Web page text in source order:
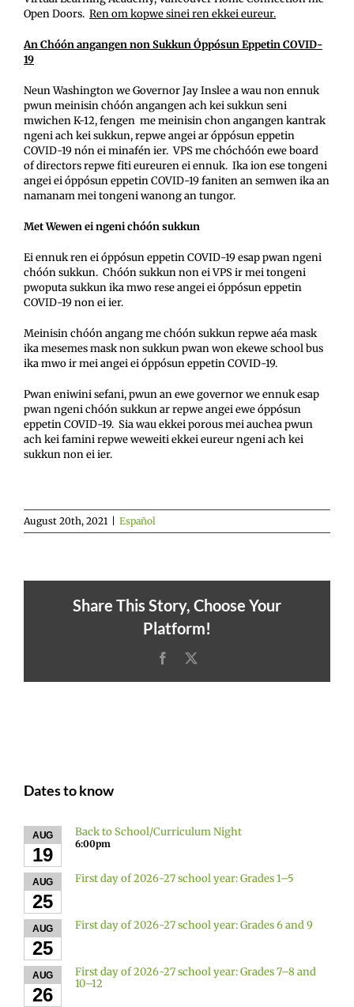
Open Doors. Ren om kopwe sinei ren ekkei eureur.
An Chóón angangen non Sukkun Óppósun Eppetin COVID-
19
Neun Washington we Governor Jay Inslee a wau non ennuk
pwun meinisin chóón angangen ach kei sukkun seni
mwichen K-12, fengen me meinisin chon angangen kantrak
ngeni ach kei sukkun, repwe angei ar óppósun eppetin
COVID-19 nón ei minafén ier. VPS me chóchóón ewe board
of directors repwe fiti eureuren ei ennuk. Ika ion ese tongeni
angei ei óppósun eppetin COVID-19 faniten an semwen ika an
namanam mei tongeni wanong an tungor.
Met Wewen ei ngeni chóón sukkun
Ei ennuk ren ei óppósun eppetin COVID-19 esap pwan ngeni
chóón sukkun. Chóón sukkun non ei VPS ir mei tongeni
pwoputa sukkun ika mwo rese angei ei óppósun eppetin
COVID-19 non ei ier.
Meinisin chóón angang me chóón sukkun repwe aéa mask
ika mesemes mask non sukkun pwan won ekewe school bus
ika mwo ir mei angei ei óppósun eppetin COVID-19.
Pwan eniwini sefani, pwun an ewe governor we ennuk esap
pwan ngeni chóón sukkun ar repwe angei ewe óppósun
eppetin COVID-19. Sia wau ekkei porous mei auchea pwun
ach kei famini repwe weweiti ekkei eureur ngeni ach kei
sukkun non ei ier.
August 20th, 2021 Español
Share This Story, Choose Your
Platform!
Facebook
Dates to know
AUG
19
Back to School/Curriculum Night
6:00pm
AUG
25
First day of 2026-27 school year: Grades 1–5
AUG
25
First day of 2026-27 school year: Grades 6 and 9
AUG
26
First day of 2026-27 school year: Grades 7–8 and
10–12